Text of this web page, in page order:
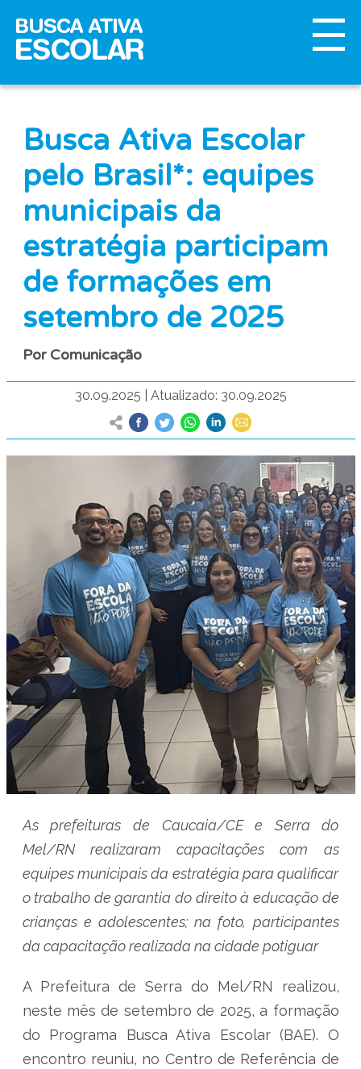
Busca Ativa Escolar
pelo Brasil*: equipes
municipais da
estratégia participam
de formações em
setembro de 2025
Por Comunicação
30.09.2025 Atualizado: 30.09.2025
As prefeituras de Caucaia/CE e Serra do
Mel/RN realizaram capacitações com as
equipes municipais da estratégia para qualificar
o trabalho de garantia do direito à educação de
crianças e adolescentes; na foto, participantes
da capacitação realizada na cidade potiguar
A Prefeitura de Serra do Mel/RN realizou,
neste mês de setembro de 2025, a formação
do Programa Busca Ativa Escolar (BAE). O
encontro reuniu, no Centro de Referência de